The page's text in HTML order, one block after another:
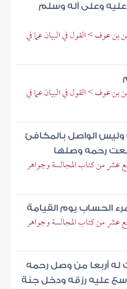
عليه وعلى آله وسلم
بن عوف > القول في البيان عما في
بن عوف > القول في البيان عما في
الواصل بالمكافئ
رحمه وصلها
عشر من كتاب المجالسة وجواهر
الحساب يوم القيامة
عشر من كتاب المجالسة وجواهر
أربعا من وصل رحمه
عليه رزقه ودخل جنة